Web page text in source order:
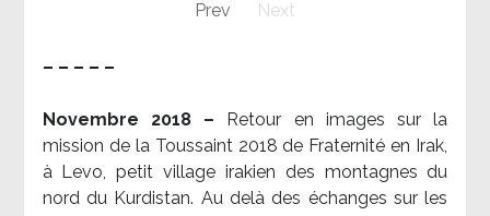
Prev Next
– – – – –
Novembre 2018 –
Retour en images sur la
mission de la Toussaint 2018 de Fraternité en Irak,
à Levo, petit village irakien des montagnes du
nord du Kurdistan. Au delà des échanges sur les